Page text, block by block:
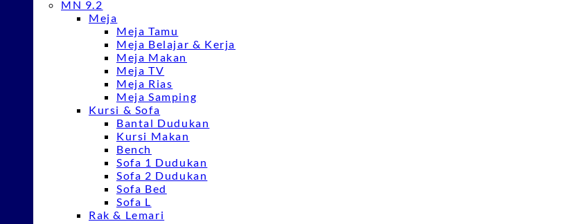
MN 9.2
Meja
Meja Tamu
Meja Belajar & Kerja
Meja Makan
Meja TV
Meja Rias
Meja Samping
Kursi & Sofa
Bantal Dudukan
Kursi Makan
Bench
Sofa 1 Dudukan
Sofa 2 Dudukan
Sofa Bed
Sofa L
Rak & Lemari